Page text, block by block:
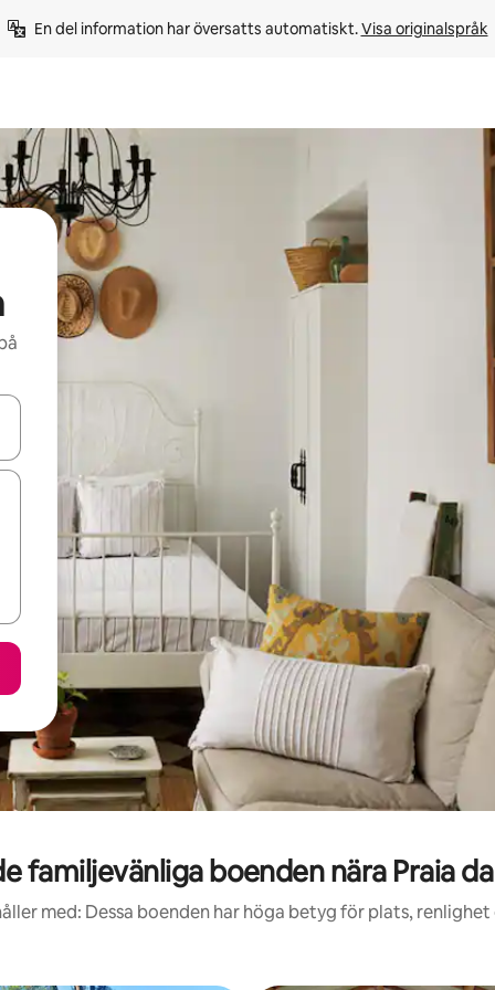
En del information har översatts automatiskt. Visa originalspråk
familjevänliga boenden nära Praia
med: Dessa boenden har höga betyg för plats, renlighet